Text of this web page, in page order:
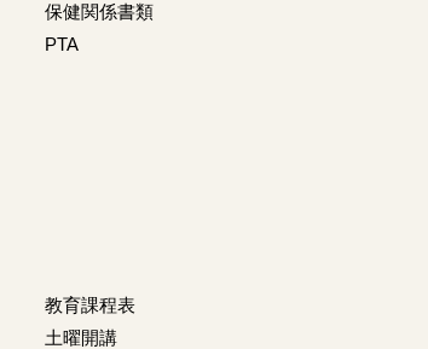
保健関係書類
PTA
教育課程表
土曜開講